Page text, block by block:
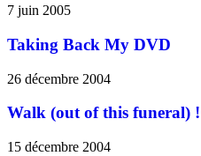
7 juin 2005
Taking Back My DVD
26 décembre 2004
Walk (out of this funeral) !
15 décembre 2004